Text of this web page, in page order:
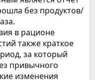
без продуктов/
в рационе
также краткое
за который
привычного
изменения